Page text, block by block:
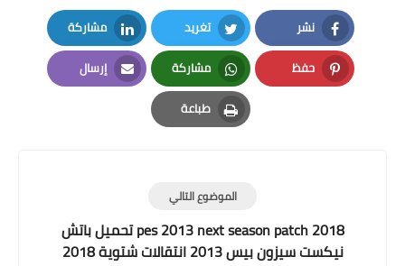
نشر
Facebook
تغريد
Twitter
مشاركة
LinkedIn
حفظ
Pinterest
مشاركة
Whatsapp
إرسال
Email
طباعة
Print
الموضوع التالي
pes 2013 next season patch 2018 تحميل باتش
نيكست سيزون بيس 2013 انتقالات شتوية 2018